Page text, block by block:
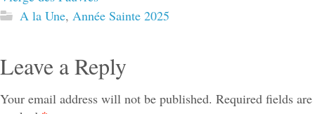
A la Une, Année Sainte 2025
Leave a Reply
Your email address will not be published. Required fields are